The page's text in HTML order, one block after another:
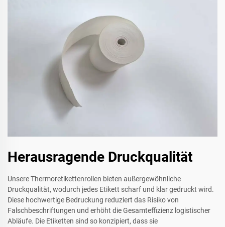
Herausragende Druckqualität
Unsere Thermoretikettenrollen bieten außergewöhnliche
Druckqualität, wodurch jedes Etikett scharf und klar gedruckt wird.
Diese hochwertige Bedruckung reduziert das Risiko von
Falschbeschriftungen und erhöht die Gesamteffizienz logistischer
Abläufe. Die Etiketten sind so konzipiert, dass sie